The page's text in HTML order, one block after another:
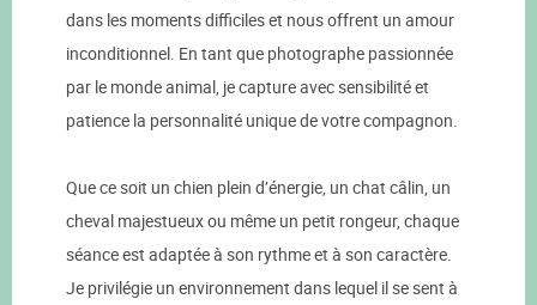
dans les moments difficiles et nous offrent un amour
inconditionnel. En tant que photographe passionnée
par le monde animal, je capture avec sensibilité et
patience la personnalité unique de votre compagnon.
Que ce soit un chien plein d’énergie, un chat câlin, un
cheval majestueux ou même un petit rongeur, chaque
séance est adaptée à son rythme et à son caractère.
Je privilégie un environnement dans lequel il se sent à